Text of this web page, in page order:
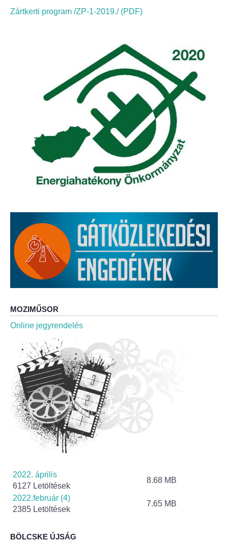
Képviselő-testületi ülések
Bizottságok
Bizottsági ülések
A helyi választási bizottság
A helyi választási bizottság határozatai
Roma Nemzetiségi Önkormányzat ülések
Rendeletek
Polgármesteri normatív határozatok
Önkormányzati támogatások
Szabályzatok
Pályázatok
Közbeszerzések
Szerződések
Közadat
Alapítványok
Helyi Építési Szabályzat
INTÉZMÉNYEK
Zártkerti program /ZP-1-2019./ (PDF)
MOZIMŰSOR
Online jegyrendelés
2022. április
6127 Letöltések
8.68 MB
2022.február (4)
2385 Letöltések
7.65 MB
BÖLCSKE ÚJSÁG